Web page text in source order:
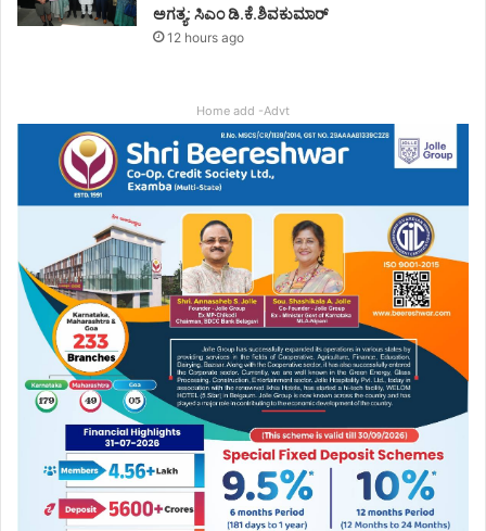
ಅಗತ್ಯ: ಸಿಎಂ ಡಿ.ಕೆ.ಶಿವಕುಮಾರ್
12 hours ago
Home add -Advt